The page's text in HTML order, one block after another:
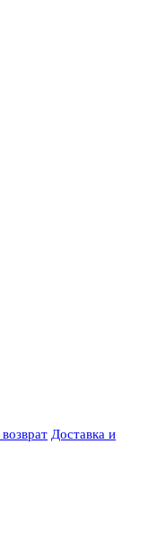
Доставка и